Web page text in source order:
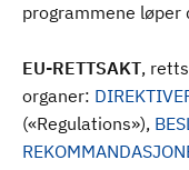
programmene
EU-RETTSAKT,
organer:
(«Regulations»),